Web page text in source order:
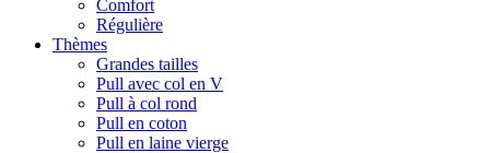
Comfort
Régulière
Thèmes
Grandes tailles
Pull avec col en V
Pull à col rond
Pull en coton
Pull en laine vierge